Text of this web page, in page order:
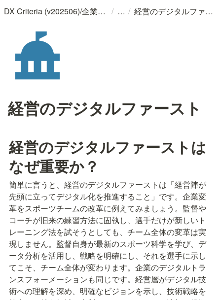
DX Criteria (v202506)/企業のデジタル化とソフトウェア活用のためのガイドライン / / 経営のデジタルファースト
経営のデジタルファースト
経営のデジタルファーストは
なぜ重要か？
簡単に言うと、経営のデジタルファーストは「経営陣が
先頭に立ってデジタル化を推進すること」です。企業変
革をスポーツチームの改革に例えてみましょう。監督や
コーチが旧来の練習方法に固執し、選手だけが新しいト
レーニング法を試そうとしても、チーム全体の変革は実
現しません。監督自身が最新のスポーツ科学を学び、デ
ータ分析を活用し、戦略を明確にし、それを選手に示し
てこそ、チーム全体が変わります。企業のデジタルトラ
ンスフォーメーションも同じです。経営層がデジタル技
術への理解を深め、明確なビジョンを示し、技術戦略を